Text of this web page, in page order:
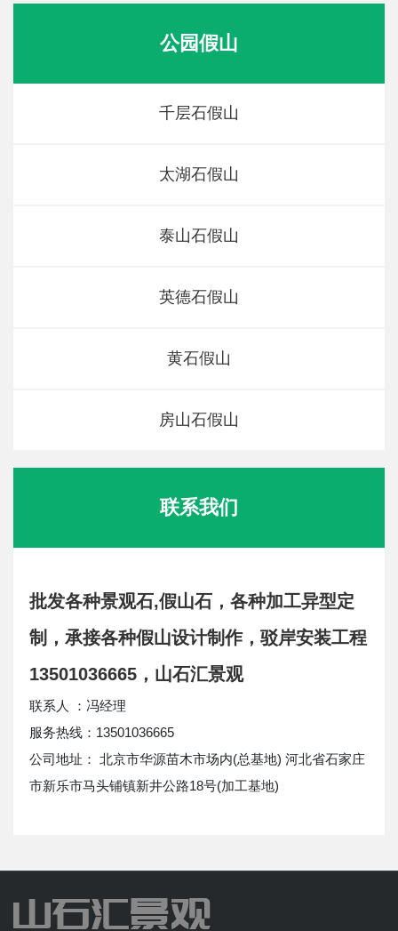
公园假山
千层石假山
太湖石假山
泰山石假山
英德石假山
黄石假山
房山石假山
联系我们
批发各种景观石,假山石，各种加工异型定
制，承接各种假山设计制作，驳岸安装工程
13501036665，山石汇景观
联系人 ：冯经理
服务热线：13501036665
公司地址： 北京市华源苗木市场内(总基地) 河北省石家庄
市新乐市马头铺镇新井公路18号(加工基地)